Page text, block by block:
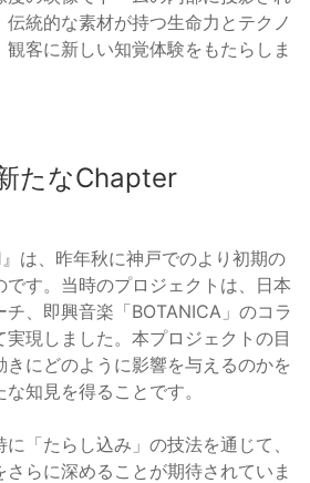
伝統的な素材が持つ生命力とテクノ
観客に新しい知覚体験をもたらしま
たなChapter
は、昨年秋に神戸でのより初期の
す。当時のプロジェクトは、日本
、即興音楽「BOTANICA」のコラ
現しました。本プロジェクトの目
にどのように影響を与えるのかを
知見を得ることです。
「たらし込み」の技法を通じて、
らに深めることが期待されていま